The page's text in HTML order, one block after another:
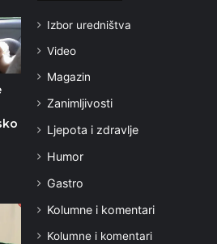
Izbor uredništva
Video
Magazin
Zanimljivosti
Ljepota i zdravlje
Humor
Gastro
Kolumne i komentari
Kolumne i komentari